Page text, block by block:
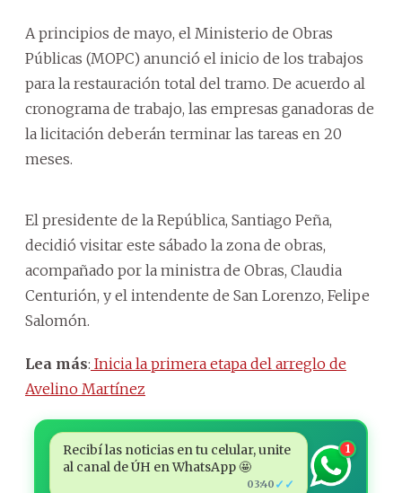
A principios de mayo, el Ministerio de Obras
Públicas (MOPC) anunció el inicio de los trabajos
para la restauración total del tramo. De acuerdo al
cronograma de trabajo, las empresas ganadoras de
la licitación deberán terminar las tareas en 20
meses.
El presidente de la República, Santiago Peña,
decidió visitar este sábado la zona de obras,
acompañado por la ministra de Obras, Claudia
Centurión, y el intendente de San Lorenzo, Felipe
Salomón.
Lea más: Inicia la primera etapa del arreglo de
Avelino Martínez
Recibí las noticias en tu celular, unite
al canal de ÚH en WhatsApp 🤩
03:40 ✓✓
1